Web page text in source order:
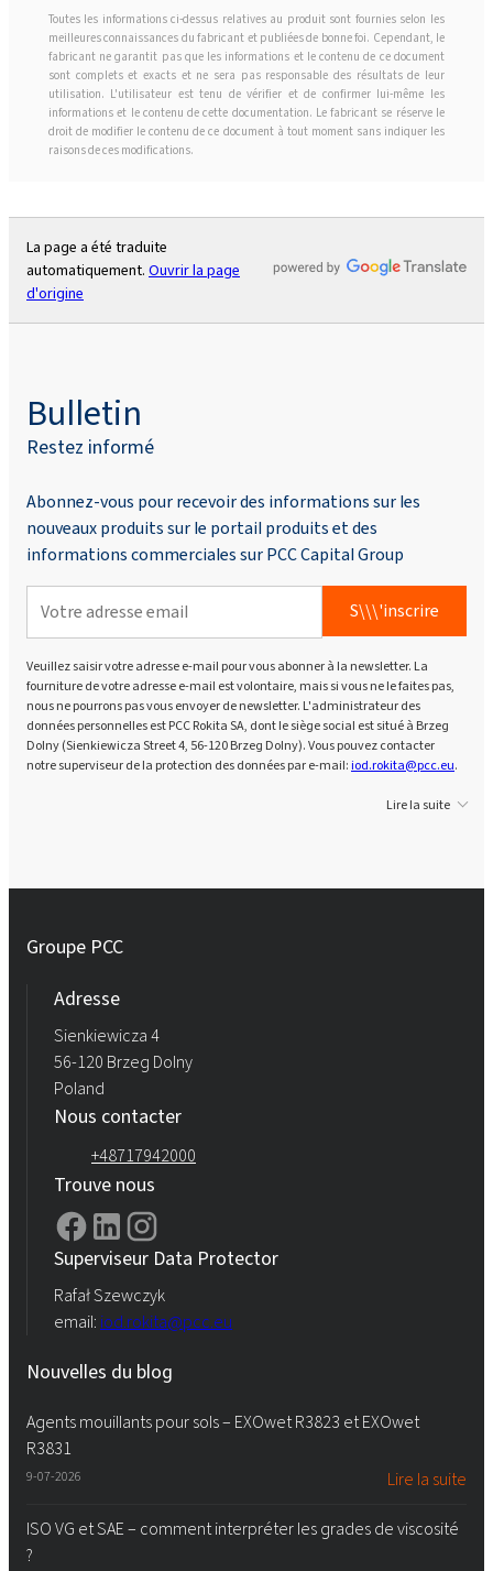
Toutes les informations ci-dessus relatives au produit sont fournies selon les
meilleures connaissances du fabricant et publiées de bonne foi. Cependant, le
fabricant ne garantit pas que les informations et le contenu de ce document
sont complets et exacts et ne sera pas responsable des résultats de leur
utilisation. L'utilisateur est tenu de vérifier et de confirmer lui-même les
informations et le contenu de cette documentation. Le fabricant se réserve le
droit de modifier le contenu de ce document à tout moment sans indiquer les
raisons de ces modifications.
La page a été traduite
automatiquement. Ouvrir la page
d'origine
Bulletin
Restez informé
Abonnez-vous pour recevoir des informations sur les
nouveaux produits sur le portail produits et des
informations commerciales sur PCC Capital Group
S\\\'inscrire
Veuillez saisir votre adresse e-mail pour vous abonner à la newsletter. La
fourniture de votre adresse e-mail est volontaire, mais si vous ne le faites pas,
nous ne pourrons pas vous envoyer de newsletter. L'administrateur des
données personnelles est PCC Rokita SA, dont le siège social est situé à Brzeg
Dolny (Sienkiewicza Street 4, 56-120 Brzeg Dolny). Vous pouvez contacter
notre superviseur de la protection des données par e-mail:iod.rokita@pcc.eu.
Lire la suite
Groupe PCC
Adresse
Sienkiewicza 4
56-120 Brzeg Dolny
Poland
Nous contacter
+48717942000
Trouve nous
Superviseur Data Protector
Rafał Szewczyk
email: iod.rokita@pcc.eu
Nouvelles du blog
Agents mouillants pour sols – EXOwet R3823 et EXOwet
R3831
9-07-2026 Lire la suite
ISO VG et SAE – comment interpréter les grades de viscosité
?